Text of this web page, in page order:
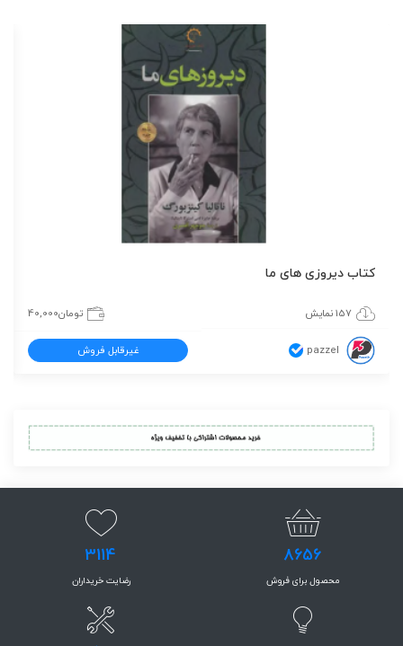
کتاب دیروزی های ما
157 نمایش تومان40,000
pazzel غیرقابل فروش
8656
محصول برای فروش
3114
رضایت خریداران